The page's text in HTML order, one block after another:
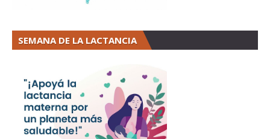
SEMANA DE LA LACTANCIA